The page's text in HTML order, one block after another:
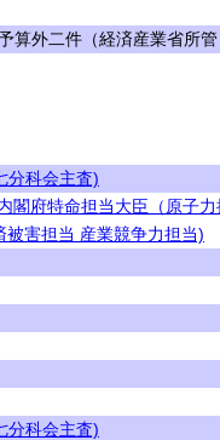
算外二件（経済産業省所
分科会主査)
閣府特命担当大臣（原子力
害担当 産業競争力担当)
分科会主査)